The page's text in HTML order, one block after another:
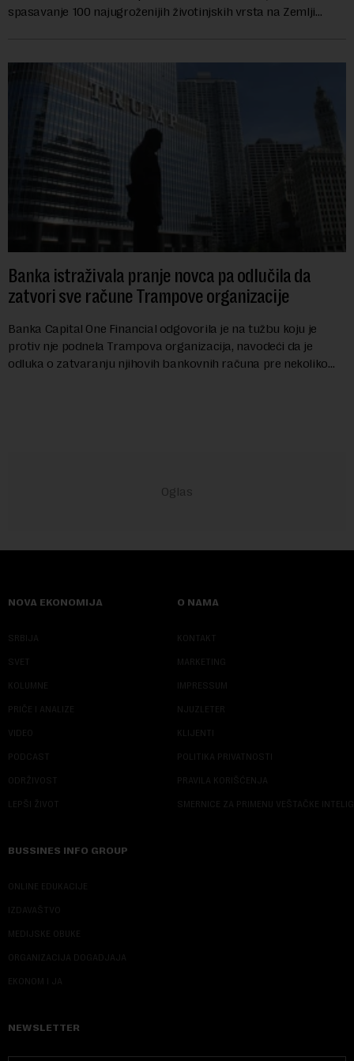
spasavanje 100 najugroženijih životinjskih vrsta na Zemlji
Banka istraživala pranje novca pa odlučila da
zatvori sve račune Trampove organizacije
Banka Capital One Financial odgovorila je na tužbu koju je
protiv nje podnela Trampova organizacija, navodeći da je
odluka o zatvaranju njihovih bankovnih računa pre nekoliko
NOVA EKONOMIJA
SRBIJA
SVET
KOLUMNE
PRIČE I ANALIZE
VIDEO
PODCAST
ODRŽIVOST
LEPŠI ŽIVOT
O NAMA
KONTAKT
MARKETING
IMPRESSUM
NJUZLETER
KLIJENTI
POLITIKA PRIVATNOSTI
PRAVILA KORIŠĆENJA
SMERNICE ZA PRIMENU VEŠTAČKE
BUSSINES INFO GROUP
ONLINE EDUKACIJE
IZDAVAŠTVO
MEDIJSKE OBUKE
ORGANIZACIJA DOGADJAJA
EKONOM I JA
NEWSLETTER